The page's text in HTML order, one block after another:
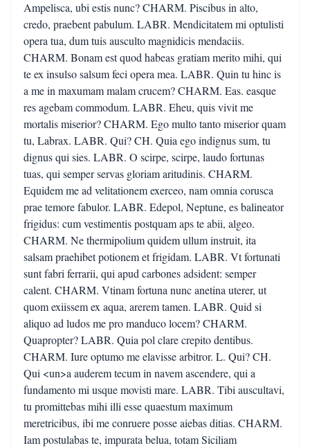
Ampelisca, ubi estis nunc? CHARM. Piscibus in alto,
credo, praebent pabulum. LABR. Mendicitatem mi optulisti
opera tua, dum tuis ausculto magnidicis mendaciis.
CHARM. Bonam est quod habeas gratiam merito mihi, qui
te ex insulso salsum feci opera mea. LABR. Quin tu hinc is
a me in maxumam malam crucem? CHARM. Eas. easque
res agebam commodum. LABR. Eheu, quis vivit me
mortalis miserior? CHARM. Ego multo tanto miserior quam
tu, Labrax. LABR. Qui? CH. Quia ego indignus sum, tu
dignus qui sies. LABR. O scirpe, scirpe, laudo fortunas
tuas, qui semper servas gloriam aritudinis. CHARM.
Equidem me ad velitationem exerceo, nam omnia corusca
prae temore fabulor. LABR. Edepol, Neptune, es balineator
frigidus: cum vestimentis postquam aps te abii, algeo.
CHARM. Ne thermipolium quidem ullum instruit, ita
salsam praehibet potionem et frigidam. LABR. Vt fortunati
sunt fabri ferrarii, qui apud carbones adsident: semper
calent. CHARM. Vtinam fortuna nunc anetina uterer, ut
quom exiissem ex aqua, arerem tamen. LABR. Quid si
aliquo ad ludos me pro manduco locem? CHARM.
Quapropter? LABR. Quia pol clare crepito dentibus.
CHARM. Iure optumo me elavisse arbitror. L. Qui? CH.
Qui <un>a auderem tecum in navem ascendere, qui a
fundamento mi usque movisti mare. LABR. Tibi auscultavi,
tu promittebas mihi illi esse quaestum maximum
meretricibus, ibi me conruere posse aiebas ditias. CHARM.
Iam postulabas te, impurata belua, totam Siciliam